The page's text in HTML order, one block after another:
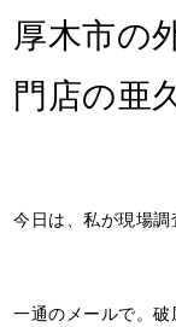
厚木市の
門店の亜
今日は、私が現場調
一通のメールで。破